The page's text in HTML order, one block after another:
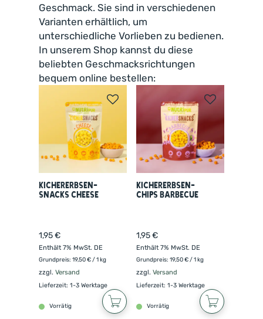
Geschmack. Sie sind in verschiedenen
Varianten erhältlich, um
unterschiedliche Vorlieben zu bedienen.
In unserem Shop kannst du diese
beliebten Geschmacksrichtungen
bequem online bestellen:
Kichererbsen-
Snacks Cheese
1,95€
Enthält 7% MwSt. DE
Grundpreis: 19,50€/ 1 kg
zzgl. Versand
Lieferzeit: 1-3 Werktage
Vorrätig
Kichererbsen-
Chips Barbecue
1,95€
Enthält 7% MwSt. DE
Grundpreis: 19,50€/ 1 kg
zzgl. Versand
Lieferzeit: 1-3 Werktage
Vorrätig